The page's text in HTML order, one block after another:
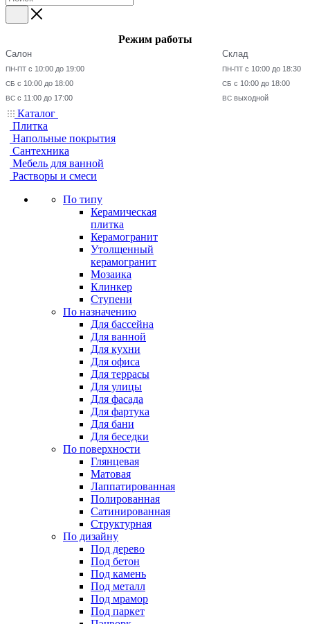
Режим работы
Салон
ПН-ПТ с 10:00 до 19:00
СБ с 10:00 до 18:00
ВС с 11:00 до 17:00
Склад
ПН-ПТ с 10:00 до 18:30
СБ с 10:00 до 18:00
ВС выходной
Каталог
Плитка
Напольные покрытия
Сантехника
Мебель для ванной
Растворы и смеси
По типу
Керамическая
плитка
Керамогранит
Утолщенный
керамогранит
Мозаика
Клинкер
Ступени
По назначению
Для бассейна
Для ванной
Для кухни
Для офиса
Для террасы
Для улицы
Для фасада
Для фартука
Для бани
Для беседки
По поверхности
Глянцевая
Матовая
Лаппатированная
Полированная
Сатинированная
Структурная
По дизайну
Под дерево
Под бетон
Под камень
Под металл
Под мрамор
Под паркет